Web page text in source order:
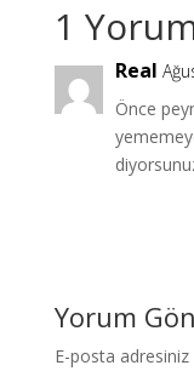
1
Real
Önce
Yorum
E-posta adresiniz